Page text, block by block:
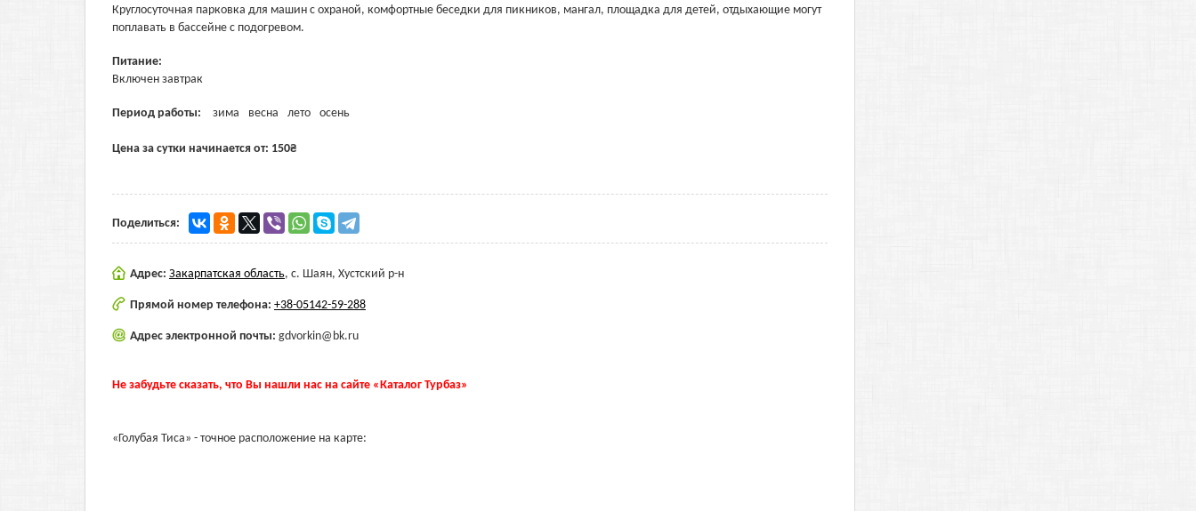
Круглосуточная парковка для машин с охраной, комфортные беседки для пикников, мангал, площадка для детей, отдыхающие могут
поплавать в бассейне с подогревом.
Питание:
Включен завтрак
Период работы: зима весна лето осень
Цена за сутки начинается от: 150₴
Поделиться:
Адрес: Закарпатская область, с. Шаян, Хустский р-н
Прямой номер телефона: +38-05142-59-288
Адрес электронной почты: gdvorkin@bk.ru
Не забудьте сказать, что Вы нашли нас на сайте «Каталог Турбаз»
«Голубая Тиса» - точное расположение на карте: